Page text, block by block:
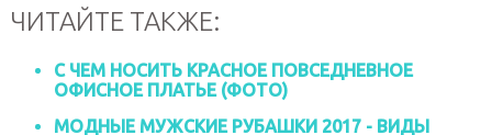
ЧИТАЙТЕ ТАКЖЕ:
С ЧЕМ НОСИТЬ КРАСНОЕ ПОВСЕДНЕВНОЕ
ОФИСНОЕ ПЛАТЬЕ (ФОТО)
МОДНЫЕ МУЖСКИЕ РУБАШКИ 2017 - ВИДЫ